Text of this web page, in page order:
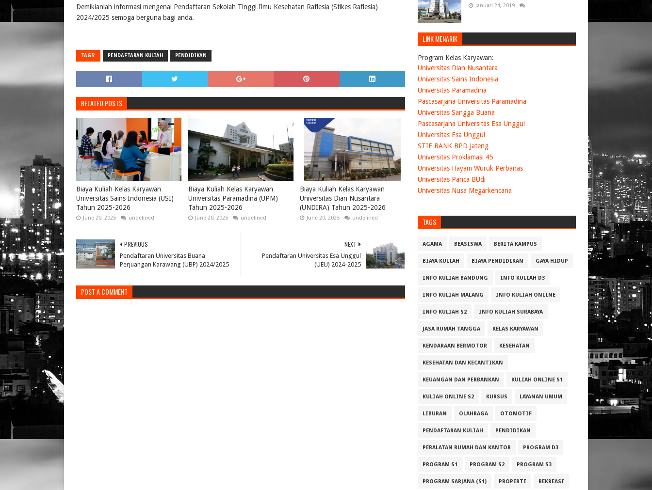
Demikianlah informasi mengenai Pendaftaran Sekolah Tinggi Ilmu Kesehatan Raflesia (Stikes Raflesia)
2024/2025 semoga berguna bagi anda.
TAGS: PENDAFTARAN KULIAH PENDIDIKAN
RELATED POSTS
Biaya Kuliah Kelas Karyawan
Universitas Sains Indonesia (USI)
Tahun 2025-2026
June 20, 2025 undefined
Biaya Kuliah Kelas Karyawan
Universitas Paramadina (UPM)
Tahun 2025-2026
June 20, 2025 undefined
Biaya Kuliah Kelas Karyawan
Universitas Dian Nusantara
(UNDIRA) Tahun 2025-2026
June 20, 2025 undefined
NEXT
Pendaftaran Universitas Esa Unggul
(UEU) 2024-2025
PREVIOUS
Pendaftaran Universitas Buana
Perjuangan Karawang (UBP) 2024/2025
POST A COMMENT
Januari 24, 2019
LINK MENARIK
Program Kelas Karyawan:
Universitas Dian Nusantara
Universitas Sains Indonesia
Universitas Paramadina
Pascasarjana Universitas Paramadina
Universitas Sangga Buana
Pascasarjana Universitas Esa Unggul
Universitas Esa Unggul
STIE BANK BPD Jateng
Universitas Proklamasi 45
Universitas Hayam Wuruk Perbanas
Universitas Panca BUdi
Universitas Nusa Megarkencana
TAGS
AGAMA BEASISWA BERITA KAMPUS
BIAYA KULIAH BIAYA PENDIDIKAN GAYA HIDUP
INFO KULIAH BANDUNG INFO KULIAH D3
INFO KULIAH MALANG INFO KULIAH ONLINE
INFO KULIAH S2 INFO KULIAH SURABAYA
JASA RUMAH TANGGA KELAS KARYAWAN
KENDARAAN BERMOTOR KESEHATAN
KESEHATAN DAN KECANTIKAN
KEUANGAN DAN PERBANKAN KULIAH ONLINE S1
KULIAH ONLINE S2 KURSUS LAYANAN UMUM
LIBURAN OLAHRAGA OTOMOTIF
PENDAFTARAN KULIAH PENDIDIKAN
PERALATAN RUMAH DAN KANTOR PROGRAM D3
PROGRAM S1 PROGRAM S2 PROGRAM S3
PROGRAM SARJANA (S1) PROPERTI REKREASI